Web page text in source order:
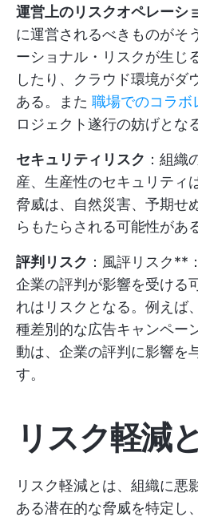
運営上のリスクオペレーシ
に運営されるべきものがそ
ーショナル・リスクが生じ
したり、クラウド環境がダ
ある。また 職場でのコラボ
ロジェクト遂行の妨げとな
セキュリティリスク ：組織
産、生産性のセキュリティ
脅威は、自然災害、予期せ
らもたらされる可能性があ
評判リスク ：風評リスク**
企業の評判が影響を受ける
れはリスクとなる。例えば
種差別的な広告キャンペー
動は、企業の評判に影響を
す。
リスク軽減
リスク軽減とは、組織に悪
ある潜在的な脅威を特定し